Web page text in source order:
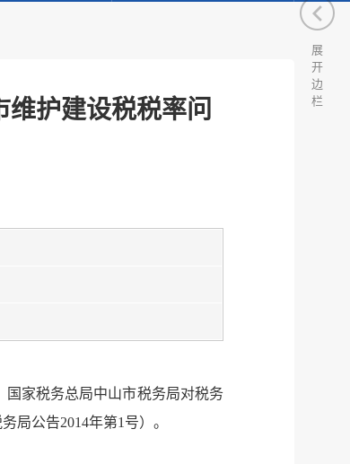
护建设税税率问
国家税务总局中山市税务局对税务
局公告2014年第1号）。
展
开
边
栏